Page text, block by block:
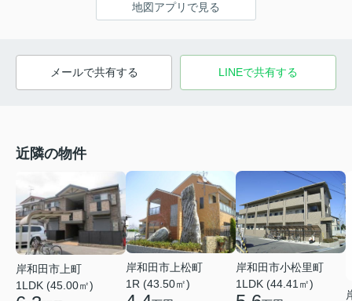
地図アプリで見る
メールで共有する LINEで共有する
近隣の物件
岸和田市上町
1LDK (45.00㎡)
岸和田市上松町
1R (43.50㎡)
岸和田市小松里町
1LDK (44.41㎡)